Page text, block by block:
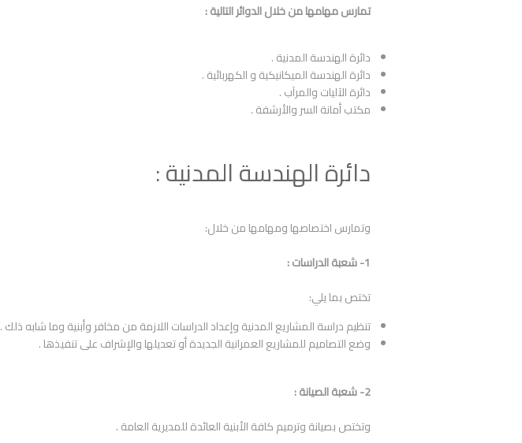
تمارس مهامها من خلال الدوائر التالية :
دائرة الهندسة المدنية .
دائرة الهندسة الميكانيكية و الكهربائية .
دائرة الآليات والمرآب .
مكتب أمانة السر والأرشفة .
دائرة الهندسة المدنية :
وتمارس اختصاصها ومهامها من خلال:
1- شعبة الدراسات :
تختص بما يلي:
تنظيم دراسة المشاريع المدنية وإعداد الدراسات اللازمة من مخافر وأبنية وما شابه ذلك .
وضع التصاميم للمشاريع العمرانية الجديدة أو تعديلها والإشراف على تنفيذها .
2- شعبة الصيانة :
وتختص بصيانة وترميم كافة الأبنية العائدة للمديرية العامة .